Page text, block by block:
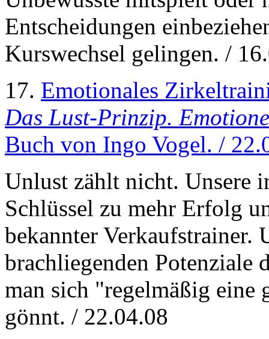
Entscheidungen
Kurswechsel gelingen. /
17. Emotionales
Das Lust-Prinzip.
Buch von Ingo Vogel. /
Unlust zählt nicht. Unsere
Schlüssel zu mehr Erfolg
bekannter Verkaufstrainer.
brachliegenden Potenziale
man sich "regelmäßig
gönnt. / 22.04.08